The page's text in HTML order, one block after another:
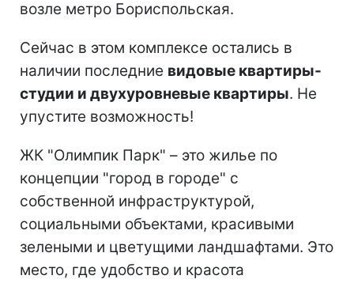
возле метро Бориспольская.
Сейчас в этом комплексе остались в
наличии последние видовые квартиры-
студии и двухуровневые квартиры. Не
упустите возможность!
ЖК "Олимпик Парк" – это жилье по
концепции "город в городе" с
собственной инфраструктурой,
социальными объектами, красивыми
зелеными и цветущими ландшафтами. Это
место, где удобство и красота